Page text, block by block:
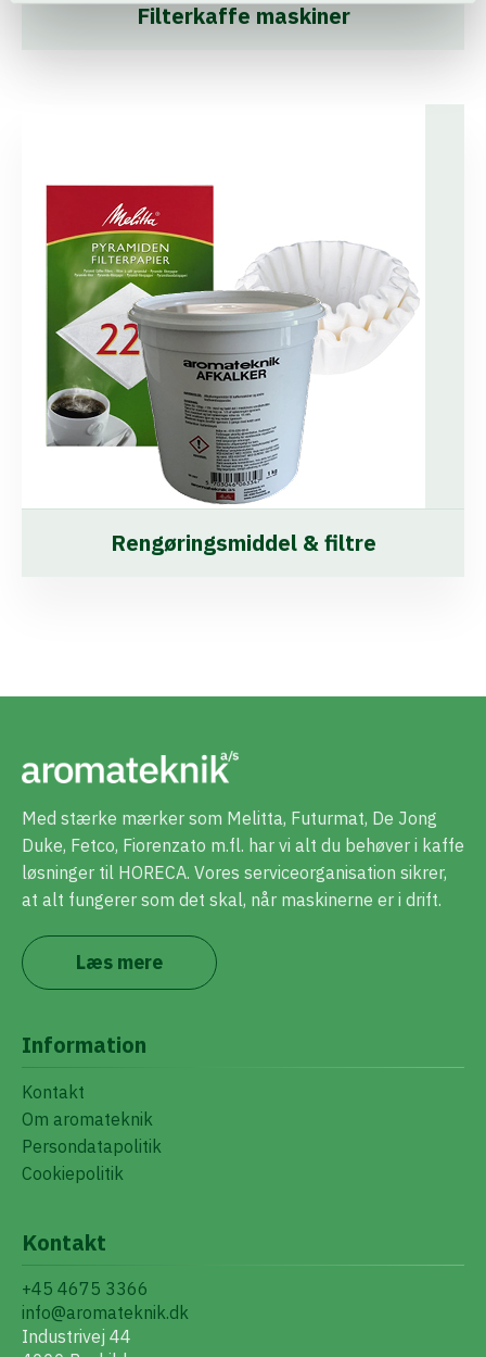
Filterkaffe maskiner
Rengøringsmiddel & filtre
Med stærke mærker som Melitta, Futurmat, De Jong
Duke, Fetco, Fiorenzato m.fl. har vi alt du behøver i kaffe
løsninger til HORECA. Vores serviceorganisation sikrer,
at alt fungerer som det skal, når maskinerne er i drift.
Læs mere
Information
Kontakt
Om aromateknik
Persondatapolitik
Cookiepolitik
Kontakt
+45 4675 3366
info@aromateknik.dk
Industrivej 44